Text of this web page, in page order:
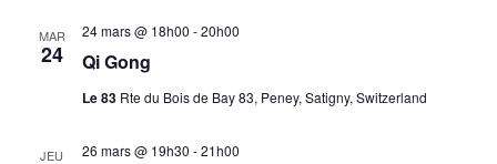
MAR
24 Qi Gong
24 mars @ 18h00 -20h00
Le 83 Rte du Bois de Bay 83, Peney, Satigny, Switzerland
JEU 26 mars @ 19h30 -21h00